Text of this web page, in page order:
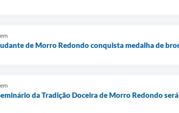
de Morro Redondo conquista medalha de
da Tradição Doceira de Morro Redondo